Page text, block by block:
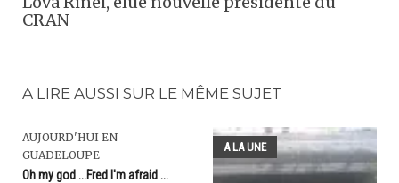
CRAN
A LIRE AUSSI SUR LE MÊME SUJET
AUJOURD'HUI EN
GUADELOUPE
Oh my god ...Fred I'm afraid ...
A LA UNE